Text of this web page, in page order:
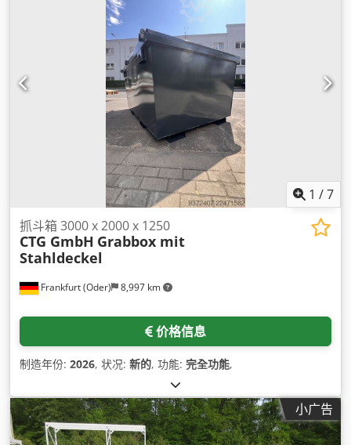
1 /7
Frankfurt (Oder) 8,997 km
抓斗箱 3000 x 2000 x 1250
CTG GmbH Grabbox mit
Stahldeckel
价格信息
制造年份: 2026, 状况: 新的, 功能: 完全功能,
小广告